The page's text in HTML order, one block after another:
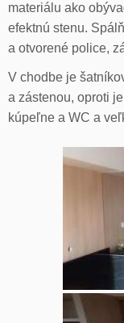
materiálu ako
efektnú stenu.
a otvorené police,
V chodbe je
a zástenou, oproti
kúpeľne a WC a